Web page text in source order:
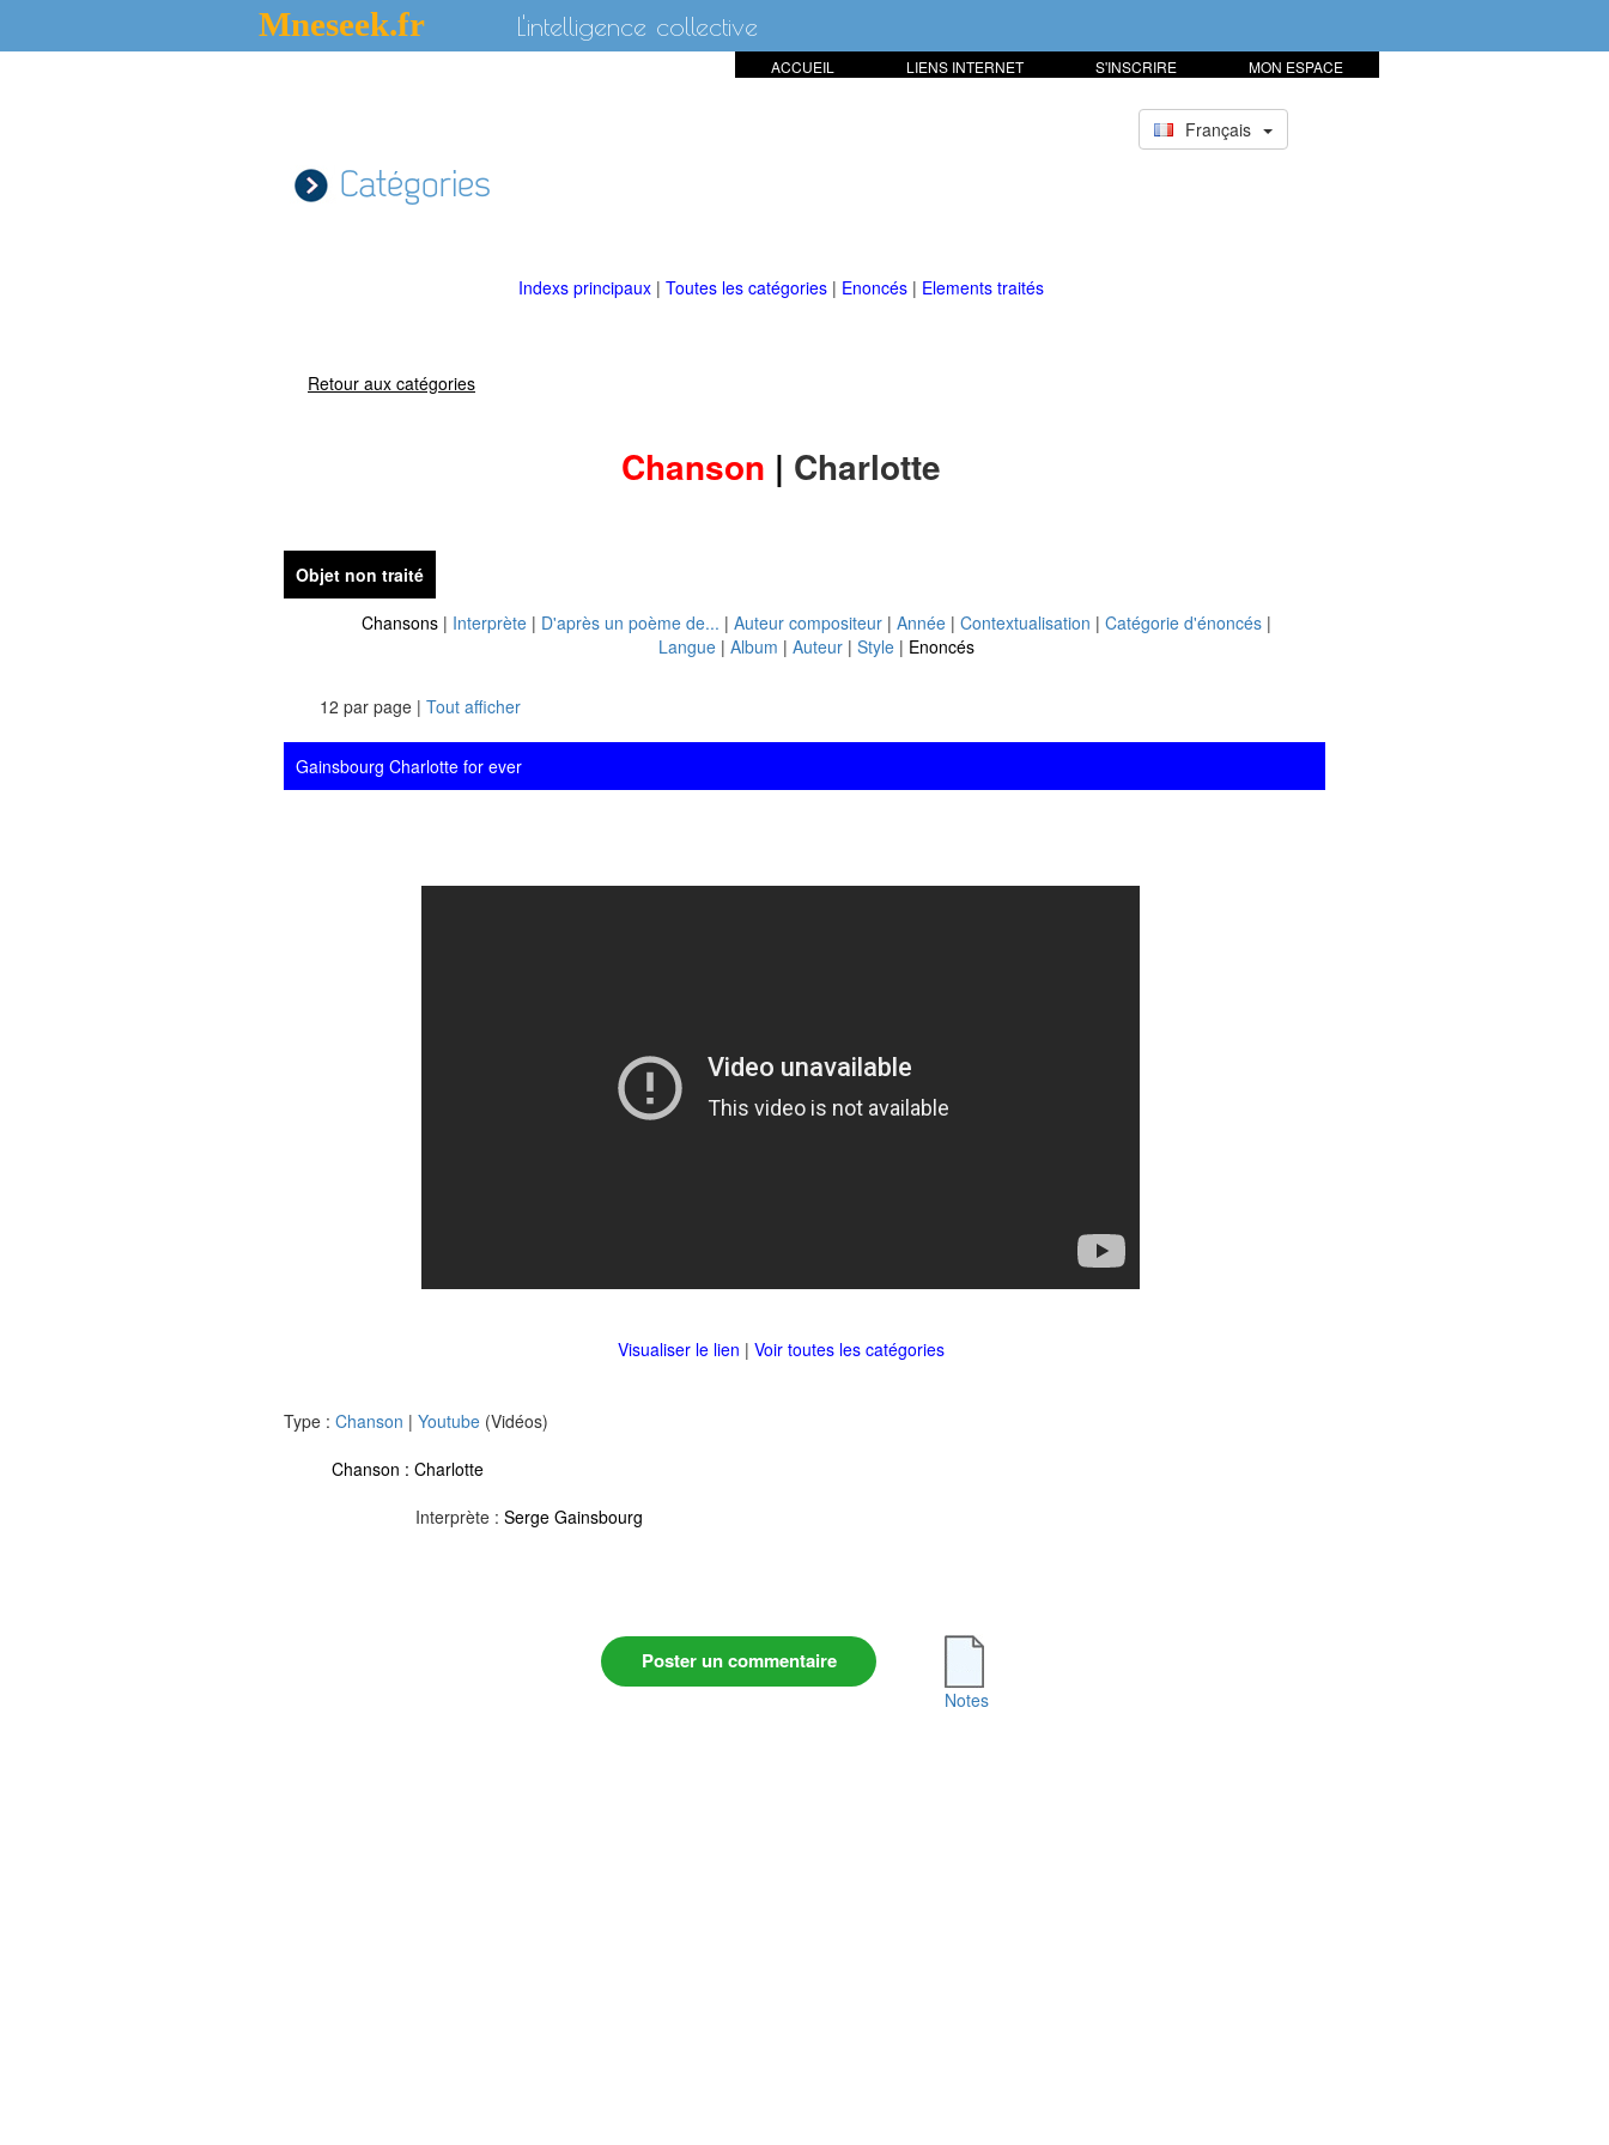
Mneseek.fr L'intelligence collective
MON ESPACE
S'INSCRIRE
LIENS INTERNET
ACCUEIL
Français
Catégories
Indexs principaux | Toutes les catégories | Enoncés | Elements traités
Retour aux catégories
Chanson | Charlotte
Objet non traité
Chansons | Interprète | D'après un poème de... | Auteur compositeur | Année | Contextualisation | Catégorie d'énoncés |
Langue | Album | Auteur | Style | Enoncés
12 par page | Tout afficher
Gainsbourg Charlotte for ever
Visualiser le lien | Voir toutes les catégories
Type : Chanson | Youtube (Vidéos)
Chanson : Charlotte
Interprète : Serge Gainsbourg
Poster un commentaire
Notes